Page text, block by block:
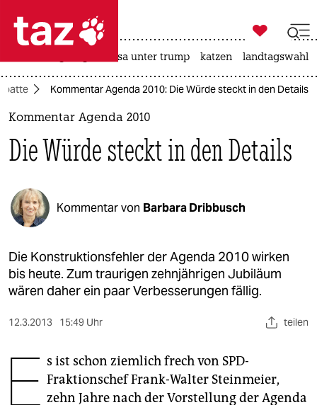
 taz zahl ich
taz zahl ich
politik
öko
gesellschaft
kultur
sport
berlin
wahrheit

taz zahl ich
usa unter trump katzen landtagswahl
Kommentar Agenda 2010: Die Würde steckt in den Details
Kommentar Agenda 2010
Die Würde steckt in den Details
Kommentar von Barbara Dribbusch
Die Konstruktionsfehler der Agenda 2010 wirken
bis heute. Zum traurigen zehnjährigen Jubiläum
wären daher ein paar Verbesserungen fällig.
12.3.2013 15:49 Uhr teilen
E s ist schon ziemlich frech von SPD-
Fraktionschef Frank-Walter Steinmeier,
zehn Jahre nach der Vorstellung der Agenda